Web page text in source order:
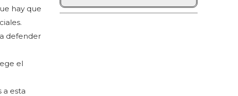
hay que
defender
el
a esta